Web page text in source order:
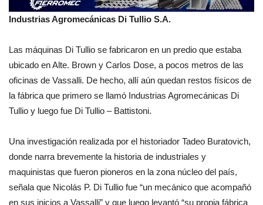
Industrias Agromecánicas Di Tullio S.A.
Las máquinas Di Tullio se fabricaron en un predio que estaba
ubicado en Alte. Brown y Carlos Dose, a pocos metros de las
oficinas de Vassalli. De hecho, allí aún quedan restos físicos de
la fábrica que primero se llamó Industrias Agromecánicas Di
Tullio y luego fue Di Tullio – Battistoni.
Una investigación realizada por el historiador Tadeo Buratovich,
donde narra brevemente la historia de industriales y
maquinistas que fueron pioneros en la zona núcleo del país,
señala que Nicolás P. Di Tullio fue “un mecánico que acompañó
en sus inicios a Vassalli” y que luego levantó “su propia fábrica